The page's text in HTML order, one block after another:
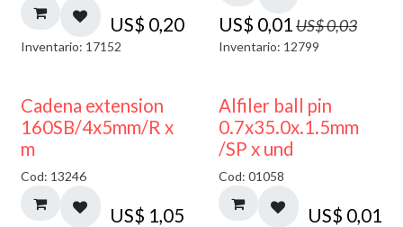
US$ 0,20
Inventario: 17152
US$ 0,01US$0,03
Inventario: 12799
Cadena extension
160SB/4x5mm/R x
m
Cod: 13246
US$ 1,05
Alfiler ball pin
0.7x35.0x.1.5mm
/SP x und
Cod: 01058
US$ 0,01